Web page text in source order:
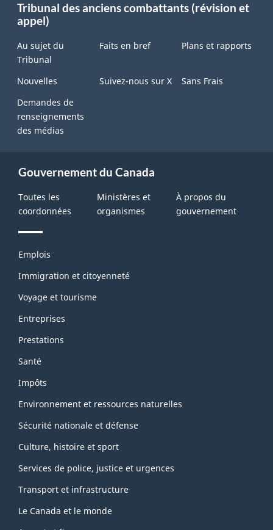
this
site
Tribunal des anciens combattants (révision et
appel)
Au sujet du
Tribunal
Faits en bref Plans et rapports
Nouvelles Suivez-nous sur X
Sans Frais
Demandes de
renseignements
des médias
Gouvernement du Canada
Toutes les
coordonnées
Ministères et
organismes
À propos du
gouvernement
Thèmes
sujets
Emplois
Immigration et citoyenneté
Voyage et tourisme
Entreprises
Prestations
Santé
Impôts
Environnement et ressources naturelles
Sécurité nationale et défense
Culture, histoire et sport
Services de police, justice et urgences
Transport et infrastructure
Le Canada et le monde